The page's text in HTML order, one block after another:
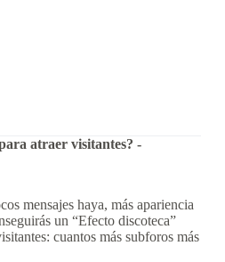
atraer visitantes? -
mensajes haya, más apariencia
un “Efecto discoteca”
cuantos más subforos más